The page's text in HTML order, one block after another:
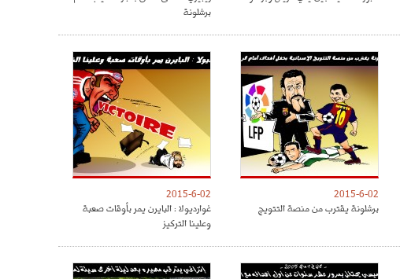
برشلونة
2015-6-02
برشلونة يقترب من منصة التتويج
2015-6-02
غوارديولا : البايرن يمر بأوقات صعبة
وعلينا التركيز